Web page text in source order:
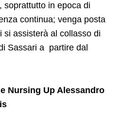
soprattutto in epoca di
continua; venga posta
si assisterà al collasso di
Sassari a partire dal
Nursing Up Alessandro